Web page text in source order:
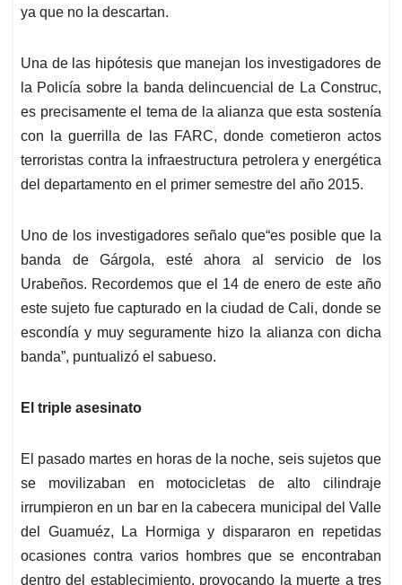
ya que no la descartan.
Una de las hipótesis que manejan los investigadores de
la Policía sobre la banda delincuencial de La Construc,
es precisamente el tema de la alianza que esta sostenía
con la guerrilla de las FARC, donde cometieron actos
terroristas contra la infraestructura petrolera y energética
del departamento en el primer semestre del año 2015.
Uno de los investigadores señalo que“es posible que la
banda de Gárgola, esté ahora al servicio de los
Urabeños. Recordemos que el 14 de enero de este año
este sujeto fue capturado en la ciudad de Cali, donde se
escondía y muy seguramente hizo la alianza con dicha
banda”, puntualizó el sabueso.
El triple asesinato
El pasado martes en horas de la noche, seis sujetos que
se movilizaban en motocicletas de alto cilindraje
irrumpieron en un bar en la cabecera municipal del Valle
del Guamuéz, La Hormiga y dispararon en repetidas
ocasiones contra varios hombres que se encontraban
dentro del establecimiento, provocando la muerte a tres